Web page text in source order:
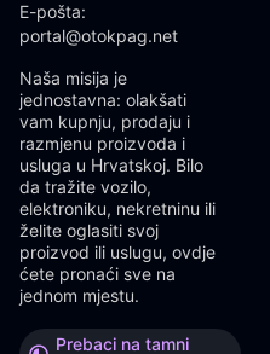
E-pošta:
portal@otokpag.net
Naša misija je
jednostavna: olakšati
vam kupnju, prodaju i
razmjenu proizvoda i
usluga u Hrvatskoj. Bilo
da tražite vozilo,
elektroniku, nekretninu ili
želite oglasiti svoj
proizvod ili uslugu, ovdje
ćete pronaći sve na
jednom mjestu.
Prebaci na tamni